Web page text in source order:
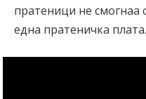
пратеници не смогнаа
една пратеничка плата.